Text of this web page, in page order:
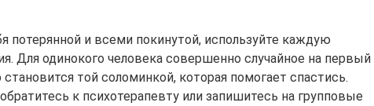
потерянной и всеми покинутой, используйте каждую
Для одинокого человека совершенно случайное на первый
той соломинкой, которая помогает спастись.
к психотерапевту или запишитесь на групповые